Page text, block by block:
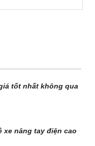
tốt nhất không qua
xe nâng tay điện cao